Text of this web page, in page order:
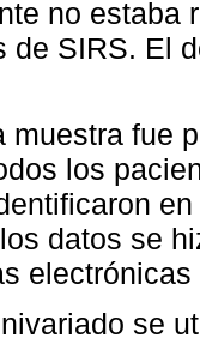
no estaba
de SIRS. El
muestra fue
los
datos se
se